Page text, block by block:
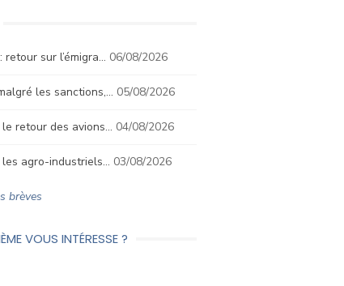
retour sur l’émigra… 06/08/2026
les sanctions,… 05/08/2026
retour des avions… 04/08/2026
les agro-industriels… 03/08/2026
brèves
VOUS INTÉRESSE ?